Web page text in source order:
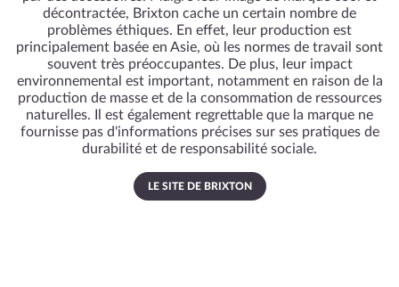
décontractée, Brixton cache un certain nombre de
problèmes éthiques. En effet, leur production est
principalement basée en Asie, où les normes de travail sont
souvent très préoccupantes. De plus, leur impact
environnemental est important, notamment en raison de la
production de masse et de la consommation de ressources
naturelles. Il est également regrettable que la marque ne
fournisse pas d'informations précises sur ses pratiques de
durabilité et de responsabilité sociale.
LE SITE DE BRIXTON